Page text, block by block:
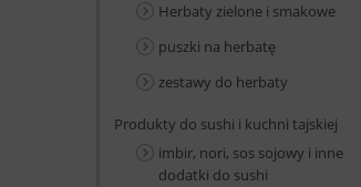
Herbaty zielone i smakowe
puszki na herbatę
zestawy do herbaty
Produkty do sushi i kuchni tajskiej
imbir, nori, sos sojowy i inne
dodatki do sushi